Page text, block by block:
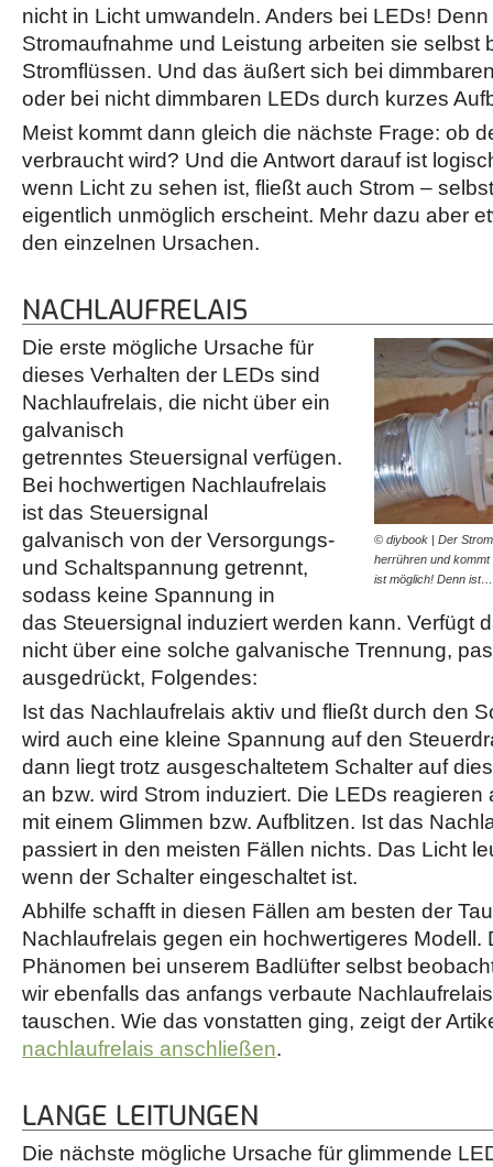
nicht in Licht umwandeln. Anders bei LEDs!
Stromaufnahme und Leistung arbeiten sie selbst
Stromflüssen. Und das äußert sich bei
oder bei nicht dimmbaren LEDs durch kurzes
Meist kommt dann gleich die nächste Frage: ob
verbraucht wird? Und die Antwort darauf ist
wenn Licht zu sehen ist, fließt auch Strom –
eigentlich unmöglich erscheint. Mehr dazu aber
den einzelnen Ursachen.
NACHLAUFRELAIS
© diybook | Der
herrühren und
ist möglich! Denn ist…
Die erste mögliche Ursache für
dieses Verhalten der LEDs sind
Nachlaufrelais, die nicht über ein
galvanisch
getrenntes Steuersignal verfügen.
Bei hochwertigen Nachlaufrelais
ist das Steuersignal
galvanisch von der Versorgungs-
und Schaltspannung getrennt,
sodass keine Spannung in
das Steuersignal induziert werden kann. Verfügt
nicht über eine solche galvanische Trennung,
ausgedrückt, Folgendes:
Ist das Nachlaufrelais aktiv und fließt durch den
wird auch eine kleine Spannung auf den
dann liegt trotz ausgeschaltetem Schalter auf
an bzw. wird Strom induziert. Die LEDs
mit einem Glimmen bzw. Aufblitzen. Ist das
passiert in den meisten Fällen nichts. Das Licht
wenn der Schalter eingeschaltet ist.
Abhilfe schafft in diesen Fällen am besten der
Nachlaufrelais gegen ein hochwertigeres Modell.
Phänomen bei unserem Badlüfter selbst
wir ebenfalls das anfangs verbaute
tauschen. Wie das vonstatten ging, zeigt der
nachlaufrelais anschließen.
LANGE LEITUNGEN
Die nächste mögliche Ursache für glimmende